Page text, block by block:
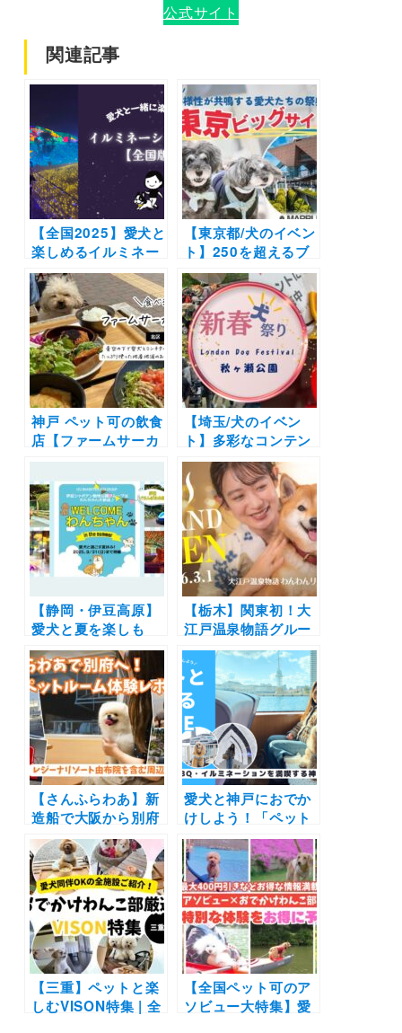
公式サイト
関連記事
【全国2025】愛犬と
楽しめるイルミネー
ションスポット20
選！イベント情報も
満載 | わんこと冬の
特別な景色に会いに
行こう♪（おでかけ
レポートあり）
【東京都/犬のイベン
ト】250を超えるブ
ースから参加型コン
テンツまで「マーブ
ルドッグフェスティ
バル 2026」（東京
ビッグサイト）1/31
〜2/1
神戸 ペット可の飲食
店【ファームサーカ
愛犬とランチタイ
ム！新鮮な食材をた
っぷり使った地産地
消のお食事が楽しめ
る食堂
【埼玉/犬のイベン
ト】多彩なコンテン
ツで人気の体験型ド
ッグマルシェを楽し
もう！ 「London
Dog Festival〜ロン
ドンドッグフェスタ
新春犬祭り〜」（秋
ヶ瀬公園）1/24〜
1/25
【静岡・伊豆高原】
愛犬と夏を楽しも
う！「WELCOMEわ
んちゃんin the
summer」が伊豆シ
ャボテン動物公園グ
ループ各施設にて開
催中
【栃木】関東初！大
江戸温泉物語グルー
プのわんちゃん同伴
専用宿「大江戸温泉
物語わんわんリゾー
ト 那須塩原」が
2026年3月1日オー
プン！
【さんふらわあ】新
造船で大阪から別府
へ！ウィズペットル
ーム体験レポート |
レジーナリゾート由
布院に泊まるモデル
コース
愛犬と神戸におでか
けしよう！「ペット
と旅するKOBE」お
すすめのモデルプラ
ン | 一緒に船旅や
BBQ・イルミネーシ
ョンを大満喫♪
【三重】ペットと楽
しむVISON特集 | 全
【全国ペット可のア
ソビュー大特集】愛